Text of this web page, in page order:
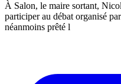
À Salon, le maire sortant,
participer au débat organisé
néanmoins prêté l